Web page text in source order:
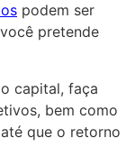
podem ser
pretende
capital, faça
bem como
que o retorno